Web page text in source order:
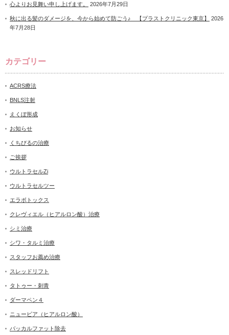
心よりお見舞い申し上げます。 2026年7月29日
秋に出る髪のダメージを、今から始めて防ごう♪ 【プラストクリニック東京】
2026
年7月28日
カテゴリー
ACRS療法
BNLS注射
えくぼ形成
お知らせ
くちびるの治療
ご挨拶
ウルトラセルZi
ウルトラセルツー
エラボトックス
クレヴィエル（ヒアルロン酸）治療
シミ治療
シワ・タルミ治療
スタッフお薦め治療
スレッドリフト
タトゥー・刺青
ダーマペン４
ニュービア（ヒアルロン酸）
バッカルファット除去